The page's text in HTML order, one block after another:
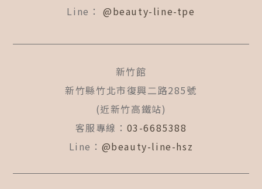
Line： @beauty-line-tpe
新竹館
新竹縣竹北市復興二路285號
(近新竹高鐵站)
客服專線： 03-6685388
Line： @beauty-line-hsz